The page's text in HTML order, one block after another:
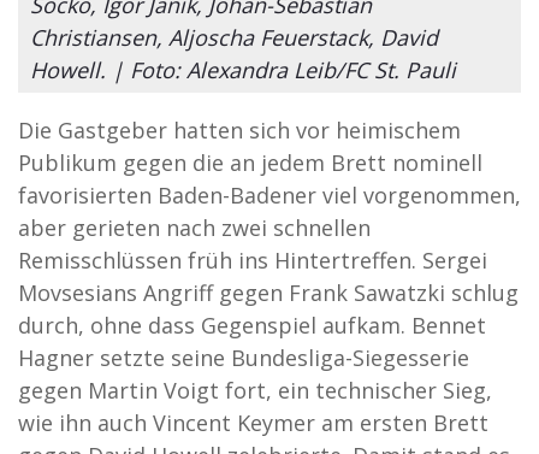
Christiansen, Aljoscha Feuerstack, David
Howell. | Foto: Alexandra Leib/FC St. Pauli
Die Gastgeber hatten sich vor heimischem
Publikum gegen die an jedem Brett nominell
favorisierten Baden-Badener viel vorgenommen,
aber gerieten nach zwei schnellen
Remisschlüssen früh ins Hintertreffen. Sergei
Movsesians Angriff gegen Frank Sawatzki schlug
durch, ohne dass Gegenspiel aufkam. Bennet
Hagner setzte seine Bundesliga-Siegesserie
gegen Martin Voigt fort, ein technischer Sieg,
wie ihn auch Vincent Keymer am ersten Brett